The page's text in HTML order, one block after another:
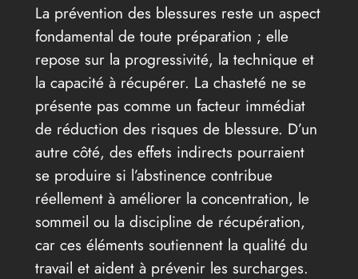
La prévention des blessures reste un aspect
fondamental de toute préparation ; elle
repose sur la progressivité, la technique et
la capacité à récupérer. La chasteté ne se
présente pas comme un facteur immédiat
de réduction des risques de blessure. D’un
autre côté, des effets indirects pourraient
se produire si l’abstinence contribue
réellement à améliorer la concentration, le
sommeil ou la discipline de récupération,
car ces éléments soutiennent la qualité du
travail et aident à prévenir les surcharges.